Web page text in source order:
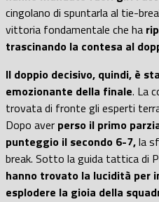
cingolano di spuntarla al tie-
vittoria fondamentale che ha
trascinando la contesa al
Il doppio decisivo, quindi, è
emozionante della finale. La
trovata di fronte gli esperti
Dopo aver perso il primo
punteggio il secondo 6-7,la
break. Sotto la guida tattica di
hanno trovato la lucidità per
esplodere la gioia della